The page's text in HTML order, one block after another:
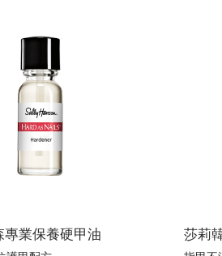
專業保養硬甲油 莎莉